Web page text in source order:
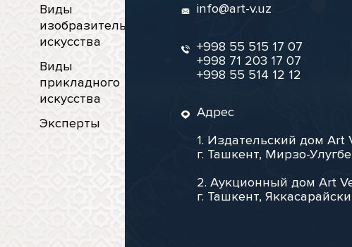
Виды
изобразительного
искусства
Виды
прикладного
искусства
Эксперты
info@art-v.uz
+998 55 515 17 07
+998 71 203 17 07
+998 55 514 12 12
Адрес
1. Издательский дом Art
г. Ташкент, Мирзо-
2. Аукционный дом Art
г. Ташкент,